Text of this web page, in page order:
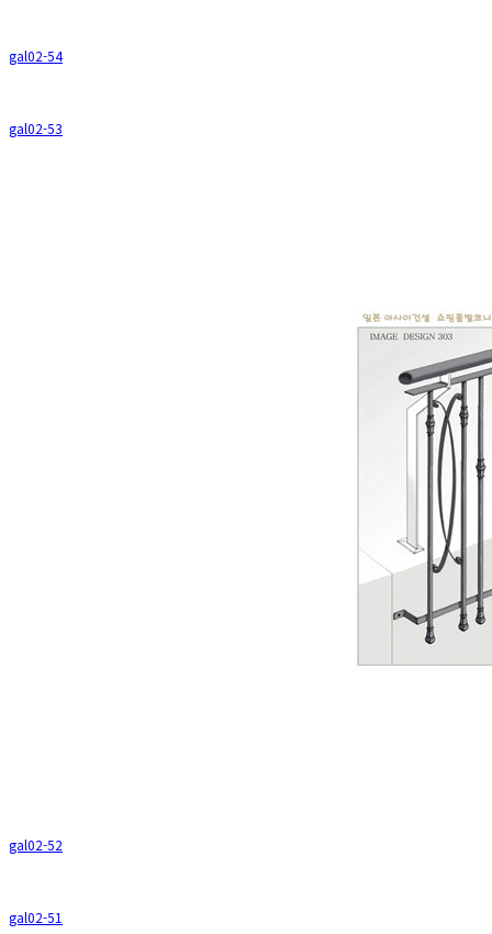
gal02-54
gal02-53
gal02-52
gal02-51